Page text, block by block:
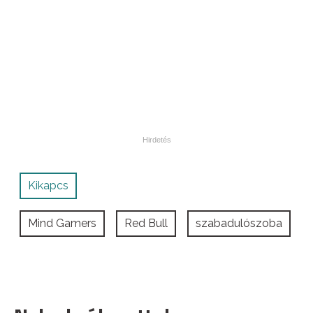
Kikapcs
Mind Gamers Red Bull szabadulószoba